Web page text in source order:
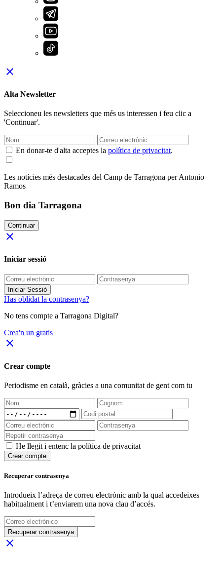
close
Alta Newsletter
Seleccioneu les newsletters que més us interessen i feu clic a
'Continuar'.
En donar-te d'alta acceptes la política de privacitat.
Les notícies més destacades del Camp de Tarragona per Antonio
Ramos
Bon dia Tarragona
Continuar
close
Iniciar sessió
Iniciar Sessió
Has oblidat la contrasenya?
No tens compte a Tarragona Digital?
Crea'n un gratis
close
Crear compte
Periodisme en català, gràcies a una comunitat de gent com tu
He llegit i entenc la política de privacitat
Crear compte
Recuperar contrasenya
Introdueix l’adreça de correu electrònic amb la qual accedeixes
habitualment i t’enviarem una nova clau d’accés.
Recuperar contrasenya
close